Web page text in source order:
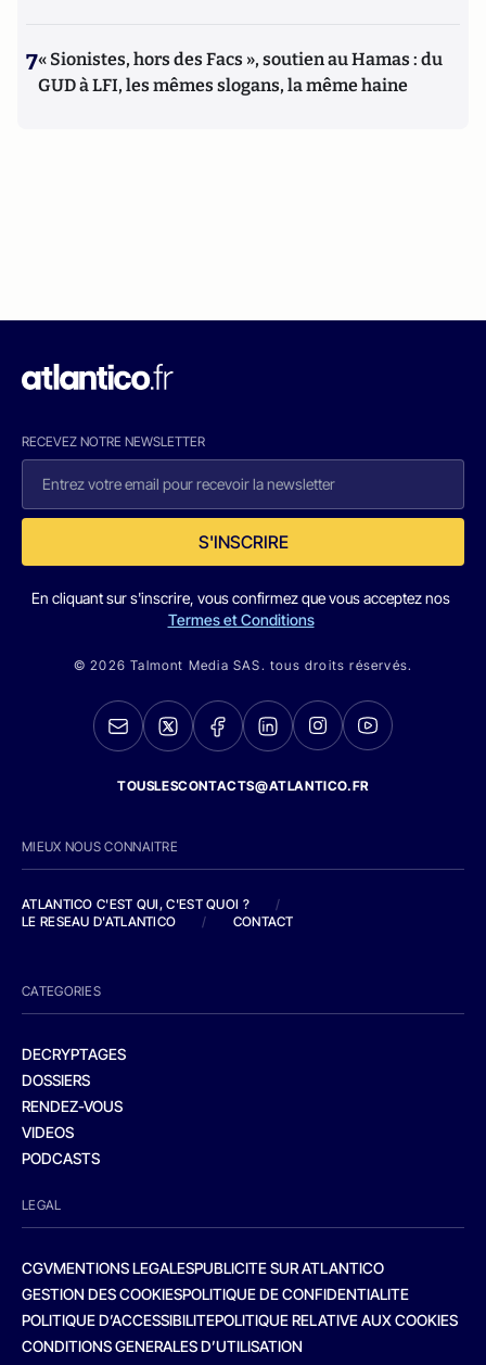
7« Sionistes, hors des Facs », soutien au Hamas : du
GUD à LFI, les mêmes slogans, la même haine
RECEVEZ NOTRE NEWSLETTER
S'INSCRIRE
En cliquant sur s'inscrire, vous confirmez que vous acceptez nos
Termes et Conditions
© 2026 Talmont Media SAS. tous droits réservés.
TOUSLESCONTACTS@ATLANTICO.FR
MIEUX NOUS CONNAITRE
ATLANTICO C'EST QUI, C'EST QUOI ?
/
LE RESEAU D'ATLANTICO
/ CONTACT
CATEGORIES
DECRYPTAGES
DOSSIERS
RENDEZ-VOUS
VIDEOS
PODCASTS
LEGAL
CGVMENTIONS LEGALESPUBLICITE SUR ATLANTICO
GESTION DES COOKIESPOLITIQUE DE CONFIDENTIALITE
POLITIQUE D’ACCESSIBILITEPOLITIQUE RELATIVE AUX COOKIES
CONDITIONS GENERALES D’UTILISATION